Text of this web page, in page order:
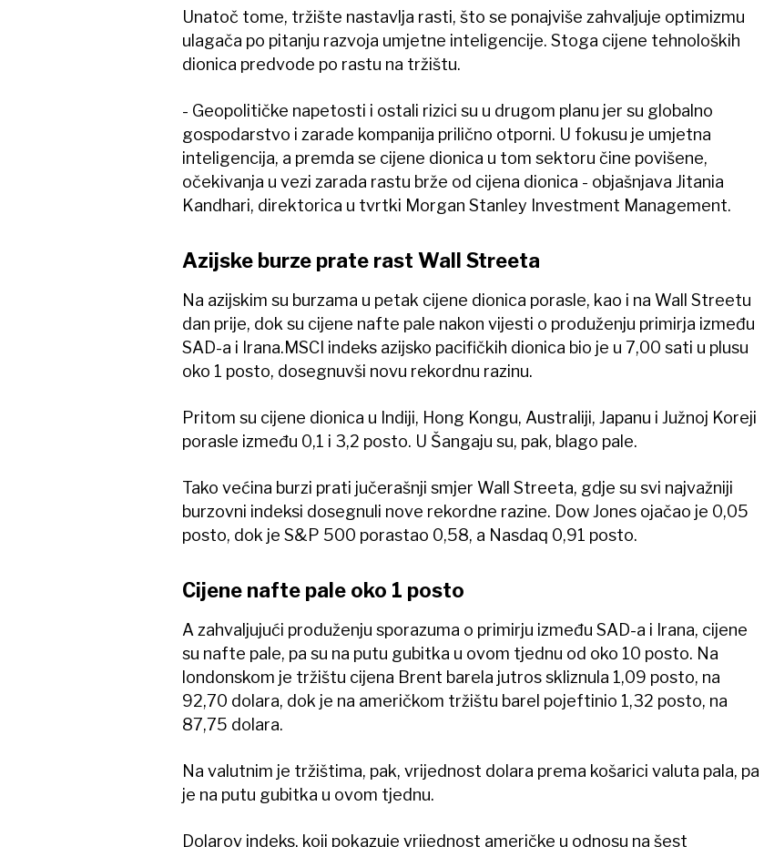
Unatoč tome, tržište nastavlja rasti, što se ponajviše zahvaljuje optimizmu
ulagača po pitanju razvoja umjetne inteligencije. Stoga cijene tehnoloških
dionica predvode po rastu na tržištu.
- Geopolitičke napetosti i ostali rizici su u drugom planu jer su globalno
gospodarstvo i zarade kompanija prilično otporni. U fokusu je umjetna
inteligencija, a premda se cijene dionica u tom sektoru čine povišene,
očekivanja u vezi zarada rastu brže od cijena dionica - objašnjava Jitania
Kandhari, direktorica u tvrtki Morgan Stanley Investment Management.
Azijske burze prate rast Wall Streeta
Na azijskim su burzama u petak cijene dionica porasle, kao i na Wall Streetu
dan prije, dok su cijene nafte pale nakon vijesti o produženju primirja između
SAD-a i Irana.MSCI indeks azijsko pacifičkih dionica bio je u 7,00 sati u plusu
oko 1 posto, dosegnuvši novu rekordnu razinu.
Pritom su cijene dionica u Indiji, Hong Kongu, Australiji, Japanu i Južnoj Koreji
porasle između 0,1 i 3,2 posto. U Šangaju su, pak, blago pale.
Tako većina burzi prati jučerašnji smjer Wall Streeta, gdje su svi najvažniji
burzovni indeksi dosegnuli nove rekordne razine. Dow Jones ojačao je 0,05
posto, dok je S&P 500 porastao 0,58, a Nasdaq 0,91 posto.
Cijene nafte pale oko 1 posto
A zahvaljujući produženju sporazuma o primirju između SAD-a i Irana, cijene
su nafte pale, pa su na putu gubitka u ovom tjednu od oko 10 posto. Na
londonskom je tržištu cijena Brent barela jutros skliznula 1,09 posto, na
92,70 dolara, dok je na američkom tržištu barel pojeftinio 1,32 posto, na
87,75 dolara.
Na valutnim je tržištima, pak, vrijednost dolara prema košarici valuta pala, pa
je na putu gubitka u ovom tjednu.
Dolarov indeks, koji pokazuje vrijednost američke u odnosu na šest